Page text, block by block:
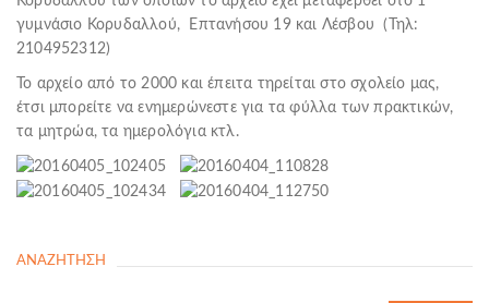
γυμνάσιο Κορυδαλλού, Επτανήσου 19 και Λέσβου (Τηλ:
2104952312)
Το αρχείο από το 2000 και έπειτα τηρείται στο σχολείο μας,
έτσι μπορείτε να ενημερώνεστε για τα φύλλα των πρακτικών,
τα μητρώα, τα ημερολόγια κτλ.
ΑΝΑΖΉΤΗΣΗ